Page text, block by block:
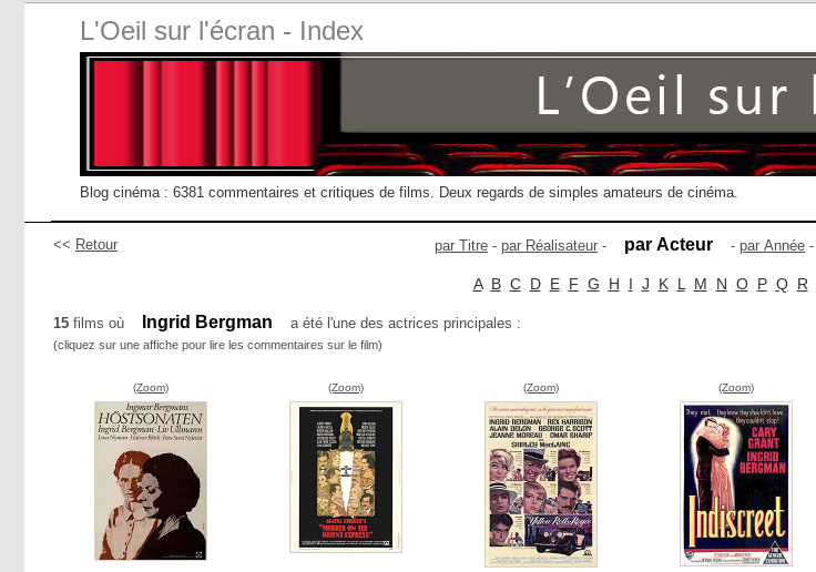
L'Oeil sur l'écran - Index
Blog cinéma : 6381 commentaires et critiques de films. Deux regards de simples amateurs de cinéma.
<< Retour par Titre - par Réalisateur - par Acteur - par Année -
A B C D E F G H I J K L M N O P Q R
15 films où Ingrid Bergman a été l'une des actrices principales :
(cliquez sur une affiche pour lire les commentaires sur le film)
(Zoom) (Zoom) (Zoom) (Zoom)